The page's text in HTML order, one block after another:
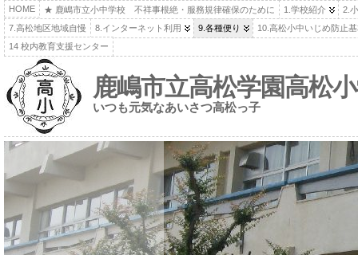
HOME ★ 鹿嶋市立小中学校 不祥事根絶・服務規律確保のために 1.学校紹介
2.
7.高松地区地域自慢
8.インターネット利用 9.各種便り
10.高松小中いじめ防止
14 校内教育支援センター
鹿嶋市立高松学園高松
いつも元気なあいさつ高松っ子